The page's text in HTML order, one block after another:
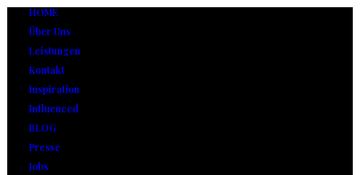
HOME
Über Uns
Leistungen
Kontakt
Inspiration
Influenced
BLOG
Presse
Jobs